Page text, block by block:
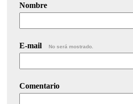
Nombre
E-mail No será mostrado.
Comentario